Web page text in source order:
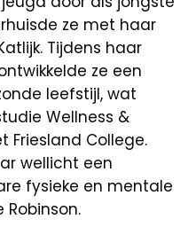
ze met haar
Tijdens haar
ze een
leefstijl, wat
Wellness &
Friesland College.
wellicht een
fysieke en mentale